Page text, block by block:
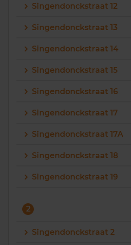
088 220 4200
Maandag t/m vrijdag - 08:00 -18:00
Singendonckstraat 12
Singendonckstraat 13
Singendonckstraat 14
Singendonckstraat 15
Singendonckstraat 16
Singendonckstraat 17
Singendonckstraat 17A
Singendonckstraat 18
Singendonckstraat 19
2
Singendonckstraat 2